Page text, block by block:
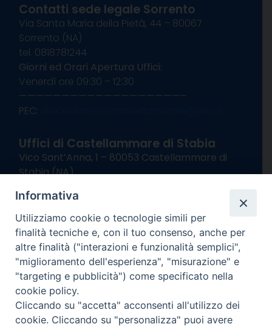
Contatti sede legale Sorrento
Via Santa Maria della Pietà, 44 – 80067
Sorrento (NA)
tel. 0818781244
Giorni ed Orari Apertura Uffici:
Venerdì ore 09:30 – 12:30
———————————————————–
PEC:
Uffici di Castellammare di Stabia
Vico Sant’Anna, 1 – 80053 Castellammare di
Stabia (NA)
Giorni ed Orari Apertura Uffici:
Lunedì e Mercoledì ore 09:00 – 13:00
Uffici Matrimoni:
Lunedì e Mercoledì ore 09:30 – 12:30
seguici su
Channel
Informativa
Utilizziamo cookie o tecnologie simili per
finalità tecniche e, con il tuo consenso, anche per
altre finalità ("interazioni e funzionalità semplici",
"miglioramento dell'esperienza", "misurazione" e
"targeting e pubblicità") come specificato nella
cookie policy.
Cliccando su "accetta" acconsenti all'utilizzo dei
cookie. Cliccando su "personalizza" puoi avere